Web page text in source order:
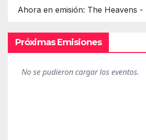
Ahora en emisión: The Heavens -
Próximas Emisiones